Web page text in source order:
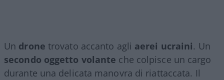
Un drone trovato accanto agli aerei ucraini. Un
secondo oggetto volante che colpisce un cargo
durante una delicata manovra di riattaccata. Il